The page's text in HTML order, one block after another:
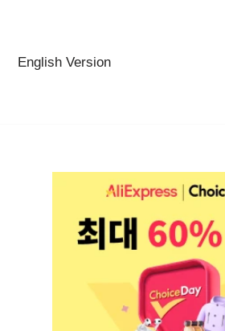
English Version